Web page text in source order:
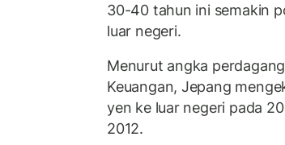
30-40 tahun ini semakin
luar negeri.
Menurut angka
Keuangan, Jepang
yen ke luar negeri pada
2012.